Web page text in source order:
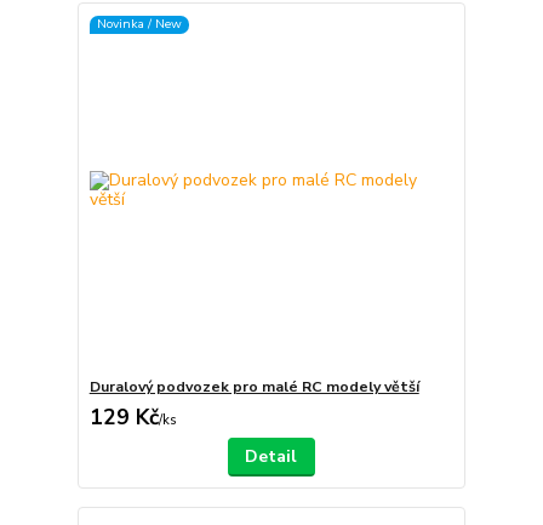
Novinka / New
Duralový podvozek pro malé RC modely větší
129 Kč/ks
Detail